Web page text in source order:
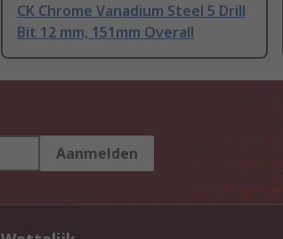
CK Chrome Vanadium Steel 5 Drill
Bit 12 mm, 151mm Overall
Aanmelden